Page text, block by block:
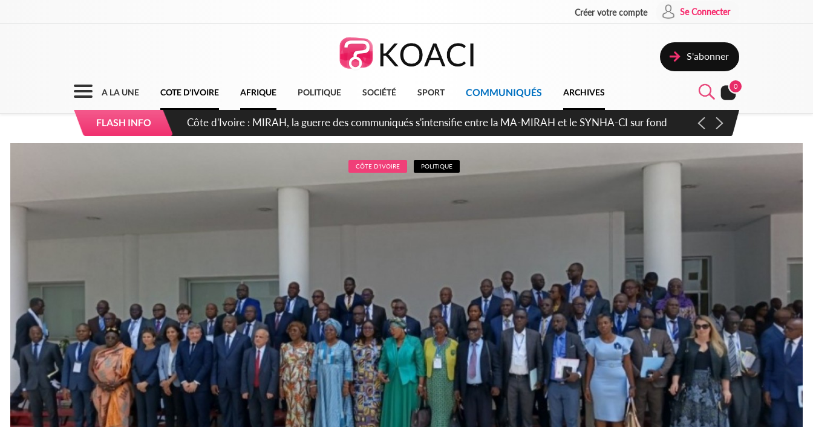
Créer votre compte Se Connecter
S'abonner
A LA UNE COTE D'IVOIRE AFRIQUE POLITIQUE SOCIÉTÉ SPORT COMMUNIQUÉS ARCHIVES
0
FLASH INFO Côte d'Ivoire : Indépendance 2026, Thiam plaide pour un environnement démocratique plus apaisé
CÔTE D'IVOIRE POLITIQUE